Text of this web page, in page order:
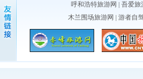
呼和浩特旅游网 | 吾爱旅
木兰围场旅游网 | 游者自